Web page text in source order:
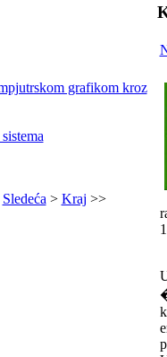
grafikom kroz
Sledeća > Kraj >>